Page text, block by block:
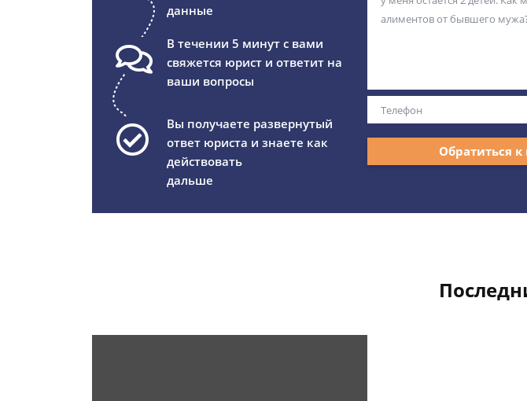
данные
В течении 5 минут с вами
свяжется юрист и ответит на
ваши вопросы
Вы получаете развернутый
ответ юриста и знаете как
действовать
дальше
Обратиться